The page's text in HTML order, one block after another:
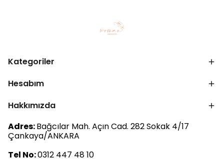
Kategoriler
Hesabım
Hakkımızda
Adres:Bağcılar Mah. Açın Cad. 282 Sokak 4/17
Çankaya/ANKARA
Tel No:0312 447 48 10